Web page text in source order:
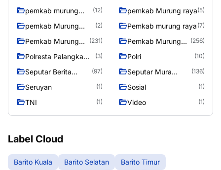
pemkab murung
(12) pemkab Murung raya(5)
pemkab Murung
(2) Pemkab murung raya (7)
Pemkab Murung
(231)
Pemkab Murung
(256)
Polresta Palangka
(3) Polri (10)
Seputar Berita
(97)
Seputar Mura
(136)
Seruyan (1) Sosial (1)
TNI (1) Video (1)
Label Cloud
Barito Kuala Barito Selatan
Barito Timur